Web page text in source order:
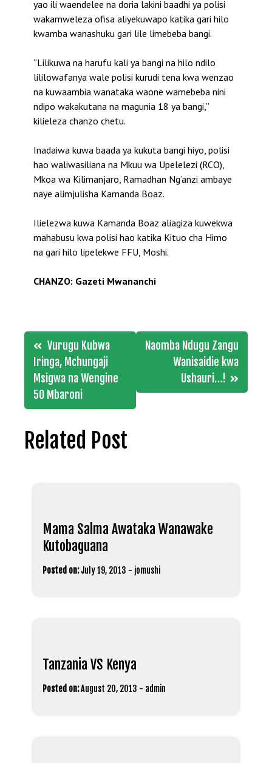
yao ili waendelee na doria lakini baadhi ya polisi
wakamweleza ofisa aliyekuwapo katika gari hilo
kwamba wanashuku gari lile limebeba bangi.
“Lilikuwa na harufu kali ya bangi na hilo ndilo
lililowafanya wale polisi kurudi tena kwa wenzao
na kuwaambia wanataka waone wamebeba nini
ndipo wakakutana na magunia 18 ya bangi,”
kilieleza chanzo chetu.
Inadaiwa kuwa baada ya kukuta bangi hiyo, polisi
hao waliwasiliana na Mkuu wa Upelelezi (RCO),
Mkoa wa Kilimanjaro, Ramadhan Ng’anzi ambaye
naye alimjulisha Kamanda Boaz.
Ilielezwa kuwa Kamanda Boaz aliagiza kuwekwa
mahabusu kwa polisi hao katika Kituo cha Himo
na gari hilo lipelekwe FFU, Moshi.
CHANZO: Gazeti Mwananchi
Post
navigation
Vurugu Kubwa
Iringa, Mchungaji
Msigwa na Wengine
50 Mbaroni
Naomba Ndugu Zangu
Wanisaidie kwa
Ushauri…!
Related Post
Mama Salma Awataka Wanawake
Kutobaguana
Posted on: July 19, 2013 - jomushi
Tanzania VS Kenya
Posted on:August 20, 2013 - admin